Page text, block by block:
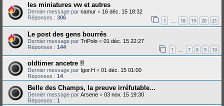
les miniatures vw et autres
Dernier message par namur « 16 déc. 15 18:32
Réponses : 306 1 … 18 19 20 21
Le post des gens bourrés
Dernier message par TriPolo « 01 déc. 15 22:27
Réponses : 144 1 7 8 9 10
oldtimer ancetre !!
Dernier message par Igor.H « 01 déc. 15 01:00
Réponses : 14
Belle des Champs, la preuve irréfutable...
Dernier message par Arsene « 03 nov. 15 19:30
Réponses : 1